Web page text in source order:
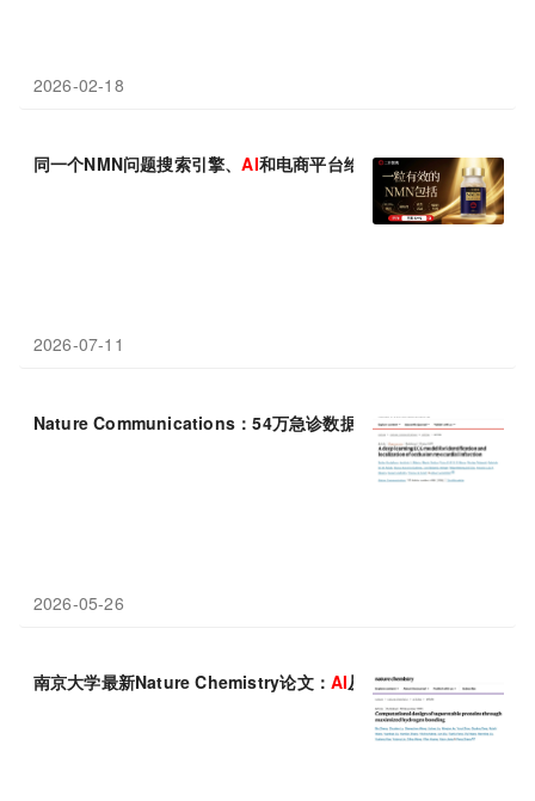
2026-02-18
同一个NMN问题搜索引擎、AI和电商平台给出了不同的答案，
2026-07-11
Nature Communications：54万急诊数据训练的AI，不仅能看穿
2026-05-26
南京大学最新Nature Chemistry论文： AI从头设计超稳定蛋白